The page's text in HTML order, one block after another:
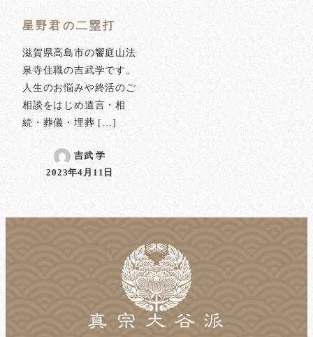
星野君の二塁打
滋賀県高島市の饗庭山法
泉寺住職の吉武学です。
人生のお悩みや終活のご
相談をはじめ遺言・相
続・葬儀・埋葬 […]
吉武 学
投稿日
2023年4月11日